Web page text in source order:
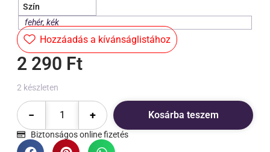
Szín
fehér, kék
Hozzáadás a kívánságlistához
2 290 Ft
2 készleten
− + Kosárba teszem
Biztonságos online fizetés